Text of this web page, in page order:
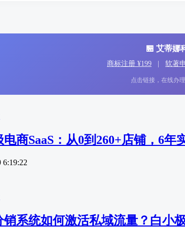
🏪 艾蒂娜
商标注册 ¥199 软著
点击链接，在线办
电商SaaS：从0到260+店铺，6
6:19:22
销系统如何激活私域流量？白小